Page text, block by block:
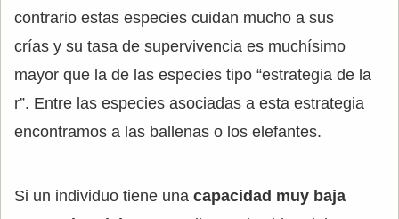
contrario estas especies cuidan mucho a sus
crías y su tasa de supervivencia es muchísimo
mayor que la de las especies tipo “estrategia de la
r”. Entre las especies asociadas a esta estrategia
encontramos a las ballenas o los elefantes.
Si un individuo tiene una capacidad muy baja